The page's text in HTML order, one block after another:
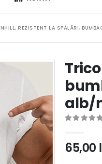
REZISTENT LA SPĂLĂRI,
alb/
65,00